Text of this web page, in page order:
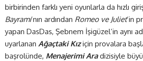
birbirinden farklı yeni oyunlarla da hızlı
Bayramı’nın ardından Romeo ve Juliet’in
yapan DasDas, Şebnem İşigüzel’in aynı
uyarlanan Ağaçtaki Kıziçin provalara
başrolünde, Menajerimi Aradizisiyle